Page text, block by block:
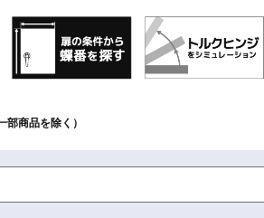
部商品を除く）